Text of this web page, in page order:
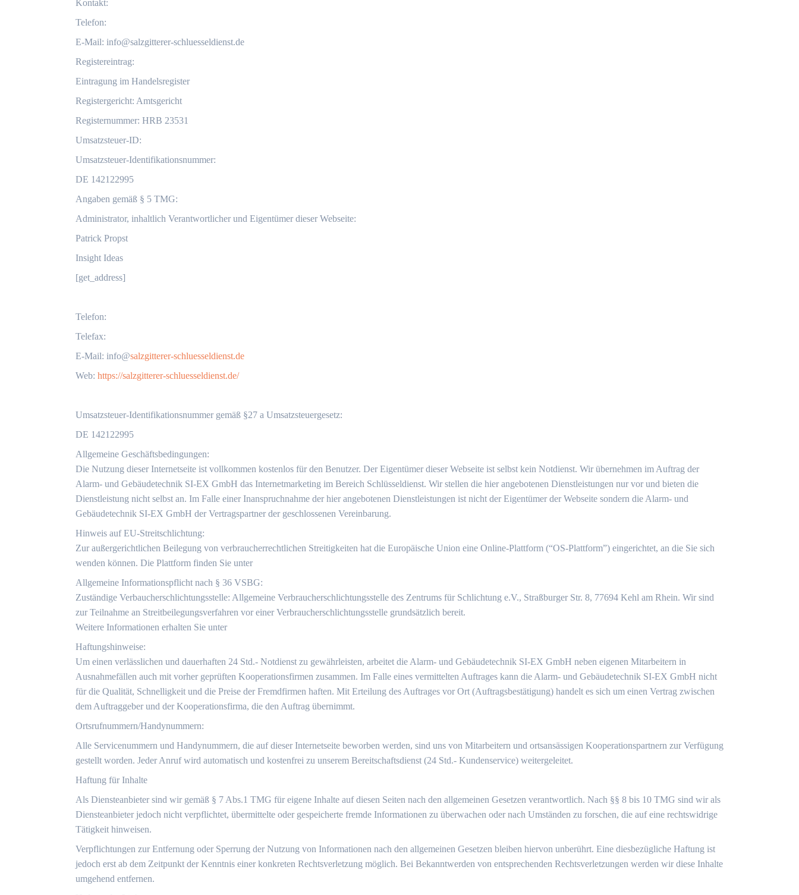
Kontakt:
Telefon:
E-Mail: info@salzgitterer-schluesseldienst.de
Registereintrag:
Eintragung im Handelsregister
Registergericht: Amtsgericht
Registernummer: HRB 23531
Umsatzsteuer-ID:
Umsatzsteuer-Identifikationsnummer:
DE 142122995
Angaben gemäß § 5 TMG:
Administrator, inhaltlich Verantwortlicher und Eigentümer dieser Webseite:
Patrick Propst
Insight Ideas
[get_address]
Telefon:
Telefax:
‬E-Mail: info@salzgitterer-schluesseldienst.de
Web: https://salzgitterer-schluesseldienst.de/
Umsatzsteuer-Identifikationsnummer gemäß §27 a Umsatzsteuergesetz:
DE 142122995
Allgemeine Geschäftsbedingungen:
Die Nutzung dieser Internetseite ist vollkommen kostenlos für den Benutzer. Der Eigentümer dieser Webseite ist selbst kein Notdienst. Wir übernehmen im Auftrag der
Alarm- und Gebäudetechnik SI-EX GmbH das Internetmarketing im Bereich Schlüsseldienst. Wir stellen die hier angebotenen Dienstleistungen nur vor und bieten die
Dienstleistung nicht selbst an. Im Falle einer Inanspruchnahme der hier angebotenen Dienstleistungen ist nicht der Eigentümer der Webseite sondern die Alarm- und
Gebäudetechnik SI-EX GmbH der Vertragspartner der geschlossenen Vereinbarung.
Hinweis auf EU-Streitschlichtung:
Zur außergerichtlichen Beilegung von verbraucherrechtlichen Streitigkeiten hat die Europäische Union eine Online-Plattform (“OS-Plattform”) eingerichtet, an die Sie sich
wenden können. Die Plattform finden Sie unter
Allgemeine Informationspflicht nach § 36 VSBG:
Zuständige Verbaucherschlichtungsstelle: Allgemeine Verbraucherschlichtungsstelle des Zentrums für Schlichtung e.V., Straßburger Str. 8, 77694 Kehl am Rhein. Wir sind
zur Teilnahme an Streitbeilegungsverfahren vor einer Verbraucherschlichtungsstelle grundsätzlich bereit.
Weitere Informationen erhalten Sie unter
Haftungshinweise:
Um einen verlässlichen und dauerhaften 24 Std.- Notdienst zu gewährleisten, arbeitet die Alarm- und Gebäudetechnik SI-EX GmbH neben eigenen Mitarbeitern in
Ausnahmefällen auch mit vorher geprüften Kooperationsfirmen zusammen. Im Falle eines vermittelten Auftrages kann die Alarm- und Gebäudetechnik SI-EX GmbH nicht
für die Qualität, Schnelligkeit und die Preise der Fremdfirmen haften. Mit Erteilung des Auftrages vor Ort (Auftragsbestätigung) handelt es sich um einen Vertrag zwischen
dem Auftraggeber und der Kooperationsfirma, die den Auftrag übernimmt.
Ortsrufnummern/Handynummern:
Alle Servicenummern und Handynummern, die auf dieser Internetseite beworben werden, sind uns von Mitarbeitern und ortsansässigen Kooperationspartnern zur Verfügung
gestellt worden. Jeder Anruf wird automatisch und kostenfrei zu unserem Bereitschaftsdienst (24 Std.- Kundenservice) weitergeleitet.
Haftung für Inhalte
Als Diensteanbieter sind wir gemäß § 7 Abs.1 TMG für eigene Inhalte auf diesen Seiten nach den allgemeinen Gesetzen verantwortlich. Nach §§ 8 bis 10 TMG sind wir als
Diensteanbieter jedoch nicht verpflichtet, übermittelte oder gespeicherte fremde Informationen zu überwachen oder nach Umständen zu forschen, die auf eine rechtswidrige
Tätigkeit hinweisen.
Verpflichtungen zur Entfernung oder Sperrung der Nutzung von Informationen nach den allgemeinen Gesetzen bleiben hiervon unberührt. Eine diesbezügliche Haftung ist
jedoch erst ab dem Zeitpunkt der Kenntnis einer konkreten Rechtsverletzung möglich. Bei Bekanntwerden von entsprechenden Rechtsverletzungen werden wir diese Inhalte
umgehend entfernen.